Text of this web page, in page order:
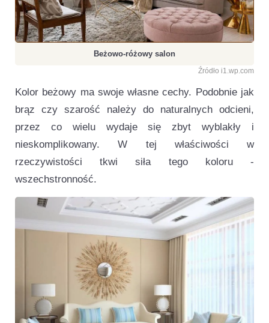
Beżowo-różowy salon
Źródło i1.wp.com
Kolor beżowy ma swoje własne cechy. Podobnie jak
brąz czy szarość należy do naturalnych odcieni,
przez co wielu wydaje się zbyt wyblakły i
nieskomplikowany. W tej właściwości w
rzeczywistości tkwi siła tego koloru -
wszechstronność.